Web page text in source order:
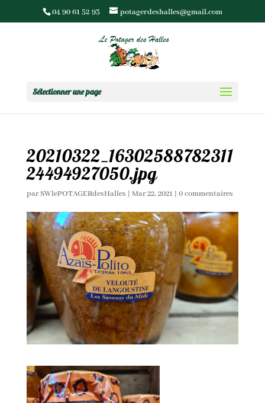
04 90 61 52 93 potagerdeshalles@gmail.com
Sélectionner une page
20210322_16302588782311
24494927050.jpg
parSWlePOTAGERdesHalles | Mar 22, 2021| 0 commentaires